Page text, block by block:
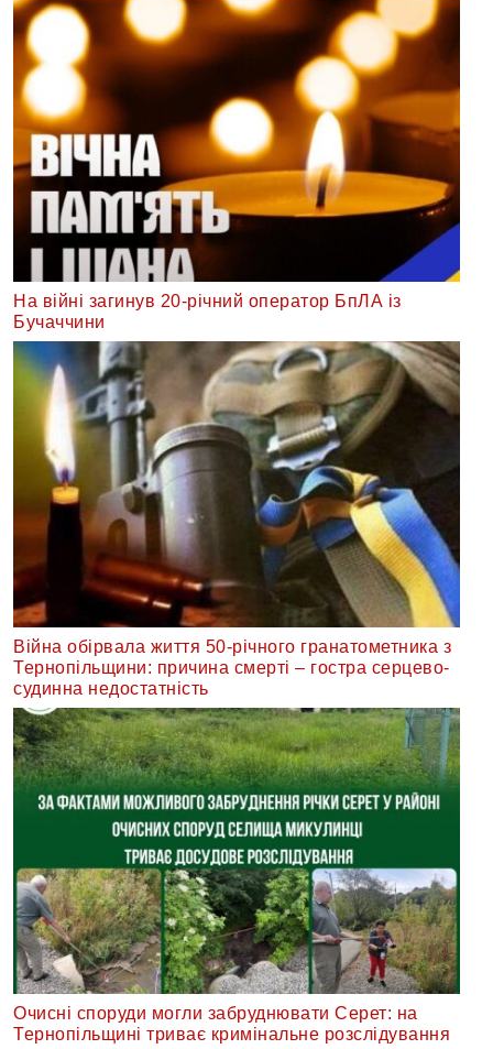
На війні загинув 20-річний оператор БпЛА із
Бучаччини
Війна обірвала життя 50-річного гранатометника з
Тернопільщини: причина смерті – гостра серцево-
судинна недостатність
Очисні споруди могли забруднювати Серет: на
Тернопільщині триває кримінальне розслідування